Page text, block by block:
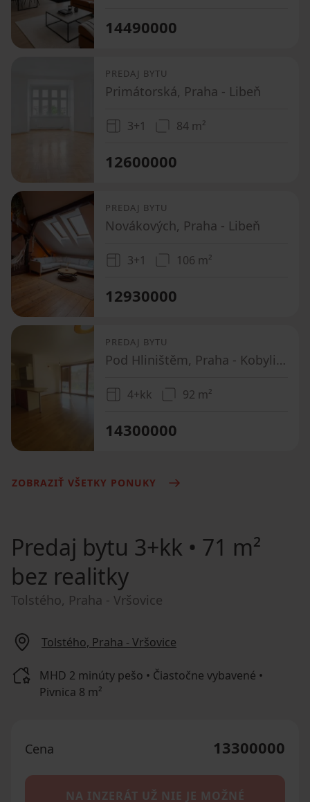
14490000
PREDAJ BYTU
Primátorská, Praha - Libeň
3+1 84 m²
12600000
PREDAJ BYTU
Novákových, Praha - Libeň
3+1 106 m²
12930000
PREDAJ BYTU
Pod Hliništěm, Praha - Kobylisy
4+kk 92 m²
14300000
ZOBRAZIŤ VŠETKY PONUKY
Predaj bytu 3+kk • 71 m²
bez realitky
Tolstého, Praha - Vršovice
Tolstého, Praha - Vršovice
MHD 2 minúty pešo • Čiastočne vybavené •
Pivnica 8 m²
Cena 13300000
NA INZERÁT UŽ NIE JE MOŽNÉ